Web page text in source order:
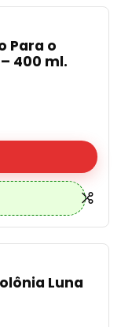
Para o
400 ml.
Luna